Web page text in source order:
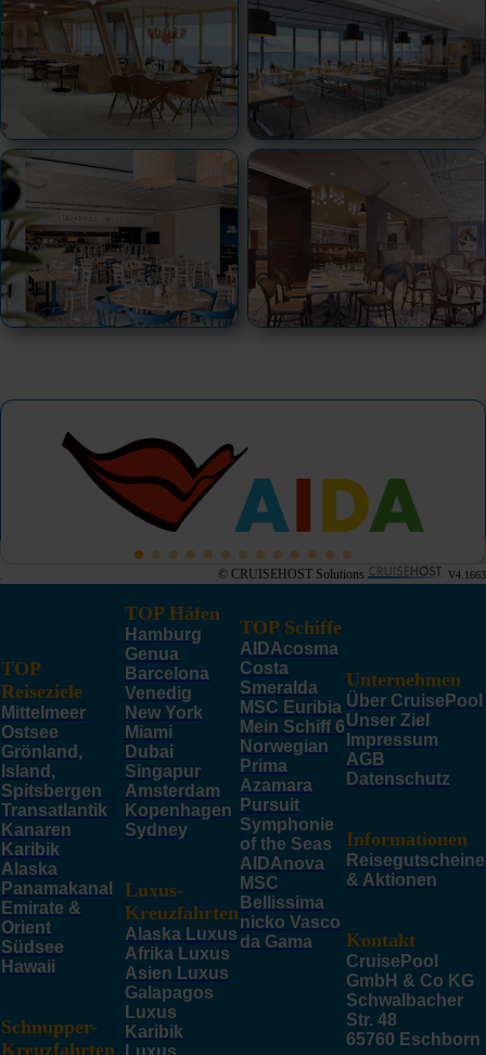
© CRUISEHOST Solutions V4.1663
TOP
Reiseziele
Mittelmeer
Ostsee
Grönland,
Island,
Spitsbergen
Transatlantik
Kanaren
Karibik
Alaska
Panamakanal
Emirate &
Orient
Südsee
Hawaii
Schnupper-
Kreuzfahrten
TOP Häfen
Hamburg
Genua
Barcelona
Venedig
New York
Miami
Dubai
Singapur
Amsterdam
Kopenhagen
Sydney
Luxus-
Kreuzfahrten
Alaska Luxus
Afrika Luxus
Asien Luxus
Galapagos
Luxus
Karibik
TOP Schiffe
AIDAcosma
Costa
Smeralda
MSC Euribia
Mein Schiff 6
Norwegian
Prima
Azamara
Pursuit
Symphonie
of the Seas
AIDAnova
MSC
Bellissima
nicko Vasco
da Gama
Unternehmen
Über CruisePool
Unser Ziel
Impressum
AGB
Datenschutz
Informationen
Reisegutscheine
& Aktionen
Kontakt
CruisePool
GmbH & Co KG
Schwalbacher
Str. 48
65760 Eschborn